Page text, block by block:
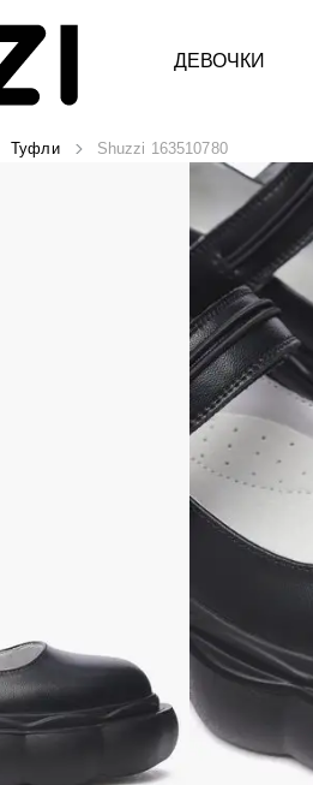
ДЕВОЧКИ
Туфли Shuzzi 163510780